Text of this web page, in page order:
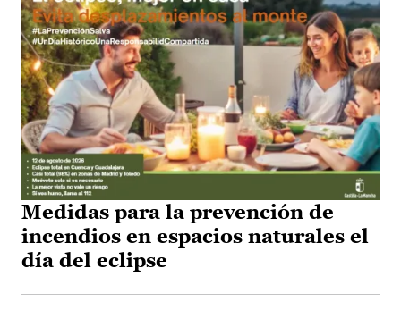
Medidas para la prevención de
incendios en espacios naturales el
día del eclipse